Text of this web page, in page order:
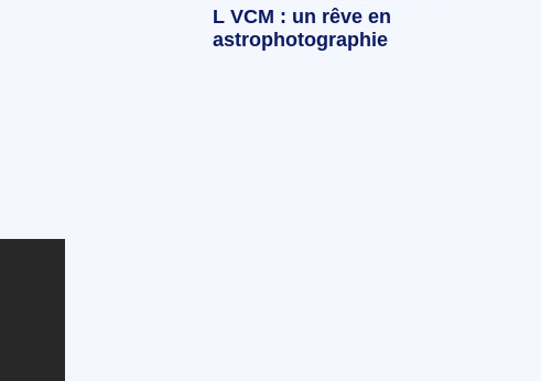
L VCM : un rêve en
astrophotographie